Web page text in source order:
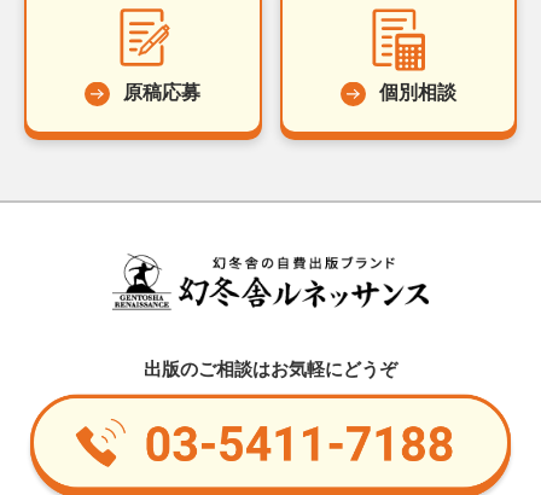
原稿応募 個別相談
出版のご相談はお気軽にどうぞ